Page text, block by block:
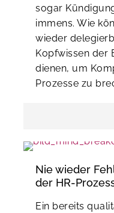
sogar
immens. Wie
wieder
Kopfwissen der
dienen, um
Prozesse zu
Nie wieder
der HR-
Ein bereits